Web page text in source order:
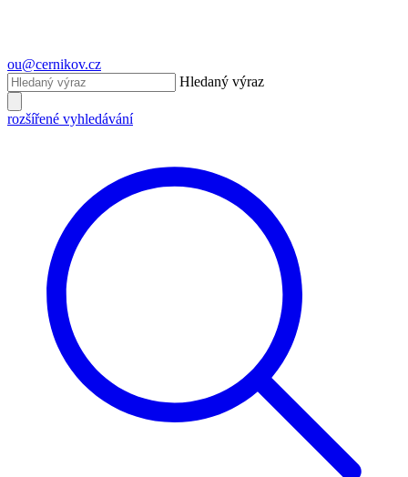
ou@cernikov.cz
Hledaný výraz
rozšířené vyhledávání